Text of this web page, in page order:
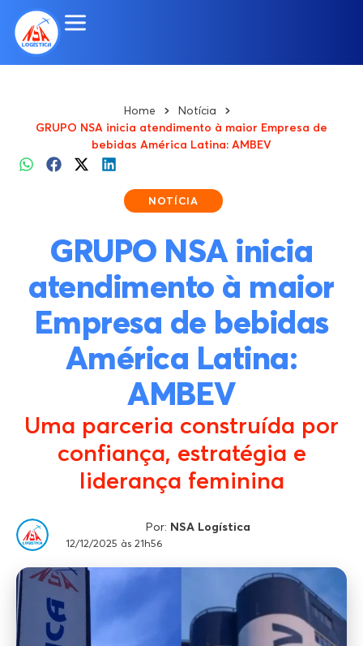
Home
Notícia
GRUPO NSA inicia atendimento à maior Empresa de
bebidas América Latina: AMBEV
NOTÍCIA
GRUPO NSA inicia
atendimento à maior
Empresa de bebidas
América Latina:
AMBEV
Uma parceria construída por
confiança, estratégia e
liderança feminina
Por: NSA Logística
12/12/2025 às 21h56